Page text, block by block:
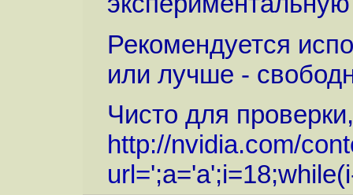
Рекомендуется
или лучше -
Чисто для
http://nvidia.com/
url=